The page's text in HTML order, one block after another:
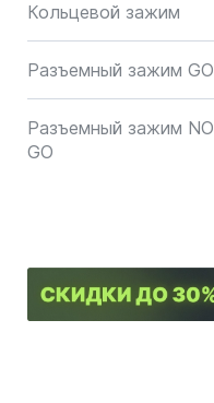
Кольцевой зажим
Разъемный зажим GO
Разъемный зажим NO
GO